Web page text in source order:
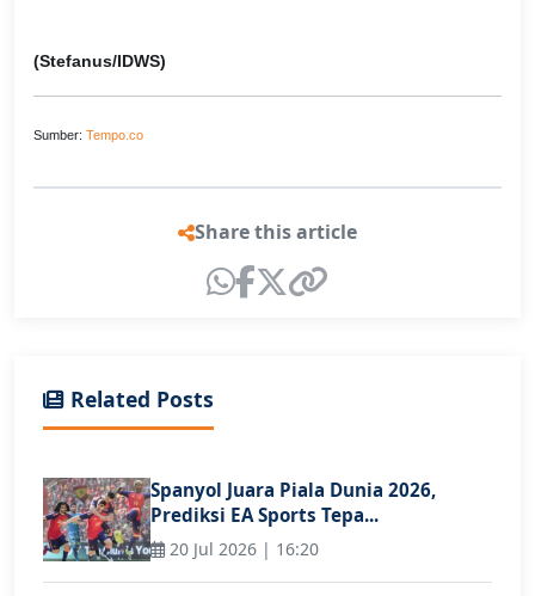
(Stefanus/IDWS)
Sumber: Tempo.co
Share this article
Related Posts
Spanyol Juara Piala Dunia 2026,
Prediksi EA Sports Tepa...
20 Jul 2026 | 16:20